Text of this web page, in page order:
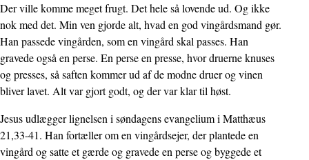
Der ville komme meget frugt. Det hele så lovende ud. Og ikke
nok med det. Min ven gjorde alt, hvad en god vingårdsmand gør.
Han passede vingården, som en vingård skal passes. Han
gravede også en perse. En perse en presse, hvor druerne knuses
og presses, så saften kommer ud af de modne druer og vinen
bliver lavet. Alt var gjort godt, og der var klar til høst.
Jesus udlægger lignelsen i søndagens evangelium i Matthæus
21,33-41. Han fortæller om en vingårdsejer, der plantede en
vingård og satte et gærde og gravede en perse og byggede et